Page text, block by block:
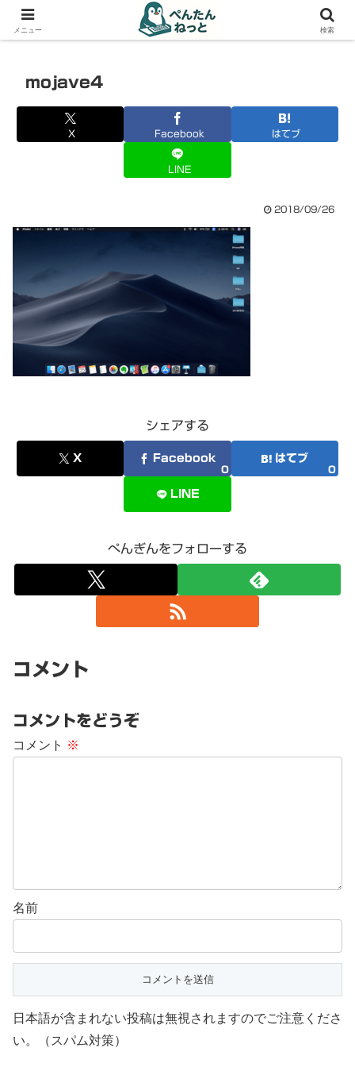
PCやガジェットの備忘録
mojave4
X Facebook はてブ
LINE
2018/09/26
シェアする
X Facebook
0
はてブ
0
LINE
ぺんぎんをフォローする
コメント
コメントをどうぞ
コメント ※
名前
日本語が含まれない投稿は無視されますのでご注意くださ
い。（スパム対策）
メニュー 検索